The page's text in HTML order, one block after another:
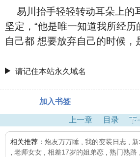
易川抬手轻轻转动耳朵上的
坚定，“他是唯一知道我所经
自己都 想要放弃自己的时候，
请记住本站永久域名
加入书签
上一章 目录 下
相关推荐： 炮友万万睡 我的变装日志
老师女女 相差17岁的姐弟恋 熟门熟路